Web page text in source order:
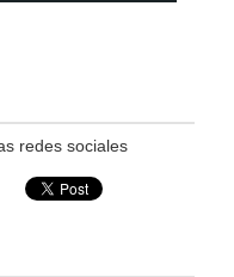
redes sociales